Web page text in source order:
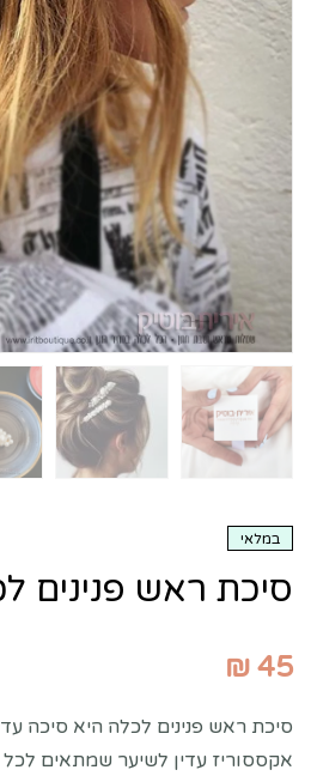
במלאי
סיכת ראש פנינים
₪ 45
סיכת ראש פנינים לכלה היא סיכה
אקססוריז עדין לשיער שמתאים